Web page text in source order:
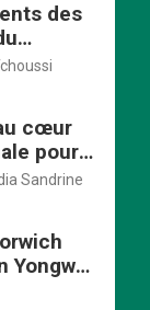
des
par
cœur
pour
de
Sandrine
Yongwa